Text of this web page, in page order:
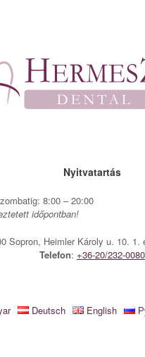
Nyitvatartás
8:00 – 20:00
időpontban!
Sopron, Heimler Károly u. 10. 1.
Telefon: +36-20/232-0080
Deutsch English